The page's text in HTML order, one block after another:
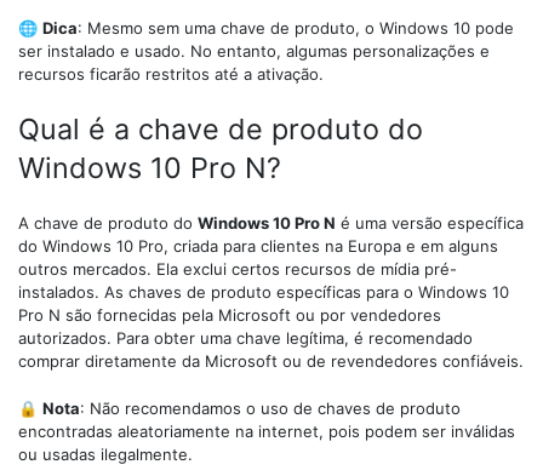
🌐 Dica: Mesmo sem uma chave de produto, o Windows 10 pode
ser instalado e usado. No entanto, algumas personalizações e
recursos ficarão restritos até a ativação.
Qual é a chave de produto do
Windows 10 Pro N?
A chave de produto do Windows 10 Pro N é uma versão específica
do Windows 10 Pro, criada para clientes na Europa e em alguns
outros mercados. Ela exclui certos recursos de mídia pré-
instalados. As chaves de produto específicas para o Windows 10
Pro N são fornecidas pela Microsoft ou por vendedores
autorizados. Para obter uma chave legítima, é recomendado
comprar diretamente da Microsoft ou de revendedores confiáveis.
🔒 Nota: Não recomendamos o uso de chaves de produto
encontradas aleatoriamente na internet, pois podem ser inválidas
ou usadas ilegalmente.